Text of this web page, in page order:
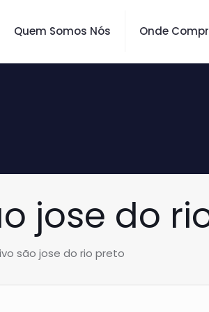
Quem Somos Nós Onde
jose do
são jose do rio preto